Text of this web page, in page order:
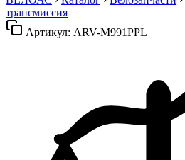
трансмиссия
Артикул: ARV-M991PPL